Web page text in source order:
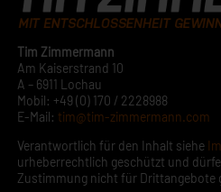
Tim Zimmermann
Am Kaiserstrand 10
A – 6911 Lochau
Mobil: +49 (0) 170 / 2228988
E-Mail: tim@tim-zimmermann.com
Verantwortlich für den Inhalt siehe
urheberrechtlich geschützt und
Zustimmung nicht für Drittangebote